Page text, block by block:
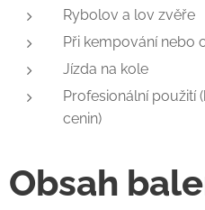
Rybolov a lov zvěře
Při kempování nebo
Jízda na kole
Profesionální použití
cenin)
Obsah